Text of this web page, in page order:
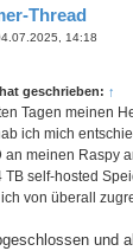
Thread
14:18
hat geschrieben: ↑
Tagen meinen
ich mich
an meinen Raspy
TB self-hosted
von überall
und